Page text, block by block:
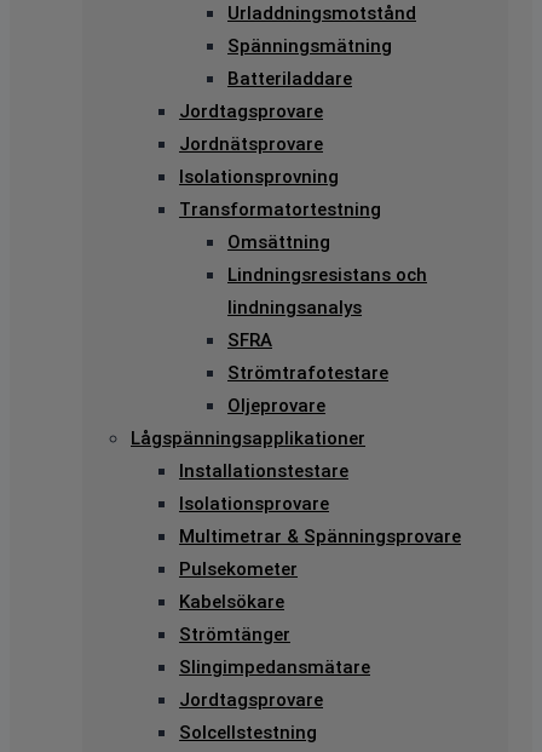
Urladdningsmotstånd
Spänningsmätning
Batteriladdare
Jordtagsprovare
Jordnätsprovare
Isolationsprovning
Transformatortestning
Omsättning
Lindningsresistans och
lindningsanalys
SFRA
Strömtrafotestare
Oljeprovare
Lågspänningsapplikationer
Installationstestare
Isolationsprovare
Multimetrar & Spänningsprovare
Pulsekometer
Kabelsökare
Strömtänger
Slingimpedansmätare
Jordtagsprovare
Solcellstestning